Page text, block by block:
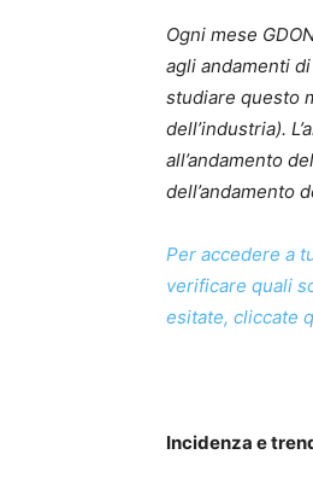
Ogni mese
agli andamenti
studiare questo
dell’industria).
all’andamento
dell’andamento
Per accedere a
verificare quali
esitate, cliccate
Incidenza e